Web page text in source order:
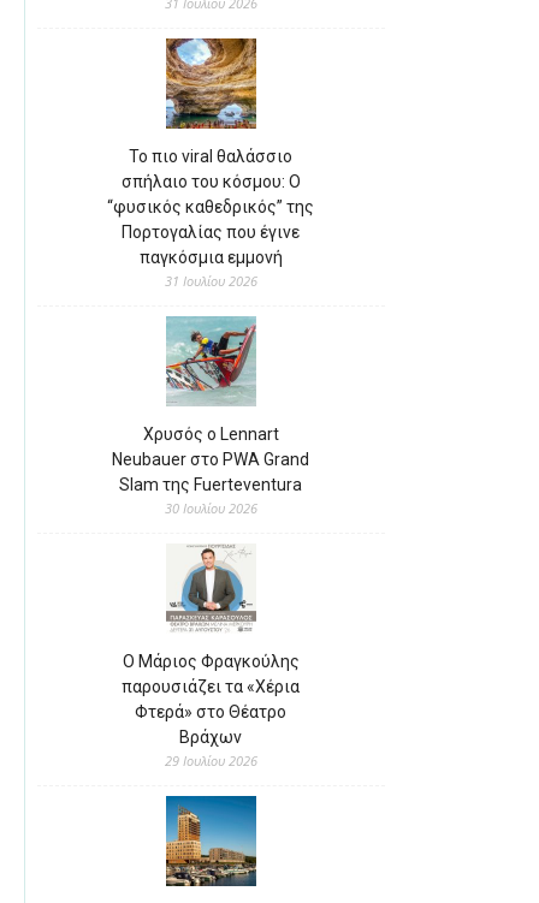
Το πιο viral θαλάσσιο
σπήλαιο του κόσμου: Ο
“φυσικός καθεδρικός” της
Πορτογαλίας που έγινε
παγκόσμια εμμονή
31 Ιουλίου 2026
Χρυσός ο Lennart
Neubauer στο PWA Grand
Slam της Fuerteventura
30 Ιουλίου 2026
Ο Μάριος Φραγκούλης
παρουσιάζει τα «Χέρια
Φτερά» στο Θέατρο
Βράχων
29 Ιουλίου 2026